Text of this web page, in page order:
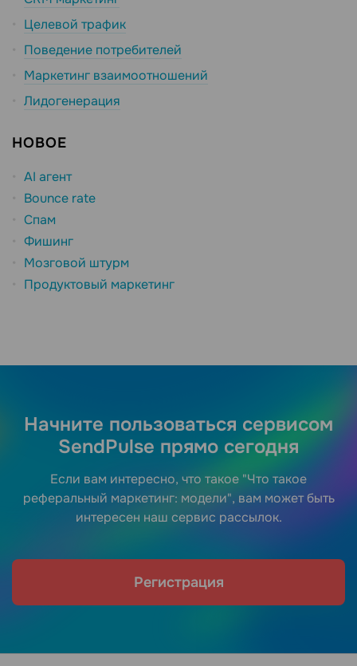
Целевой трафик
Поведение потребителей
Маркетинг взаимоотношений
Лидогенерация
НОВОЕ
AI агент
Bounce rate
Спам
Фишинг
Мозговой штурм
Продуктовый маркетинг
Начните пользоваться сервисом
SendPulse прямо сегодня
Если вам интересно, что такое "Что такое
реферальный маркетинг: модели", вам может быть
интересен наш сервис рассылок.
Регистрация